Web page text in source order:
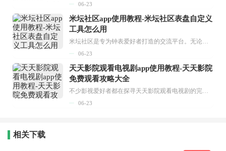
06-23
米坛社区app使用教程-米坛社区表盘自定义
工具怎么用
米坛社区是专为钟表爱好者打造的交流平台。无论你是初涉钟表领域的普通爱好者，还是拥有多年收藏经验的资深玩家，都能在此找到属于自己的天地。 无需注册，就能轻松参与其中。通过专业的讨论论坛与丰富的交互功能，你可与世界各地的钟表爱好者畅快交流。若你钟情于钟表，米坛社区无疑是值得一试的理想之选。在这里，你能获取最新的手表资讯，交流见解，提升鉴赏品味，让每一块手表都成为收藏故事中重要的一部分。感兴趣的朋友，不要错过下载机会。...
06-23
天天影院观看电视剧app使用教程-天天影院
免费观看攻略大全
不少影视爱好者都在探寻天天影院观看电视剧的完整方法，结合最新平台使用规则，本篇新手入门攻略全面讲解观看渠道、检索流程、播放设置以及画面模式调整等实用内容。全文适配手机、电脑等主流设备，步骤简洁易懂，无论是初次使用的新手，还是想要优化观影体验的用户，都能参照内容快速上手，熟练掌握平台各项操作技巧，轻松畅享影视内容。...
06-23
相关下载